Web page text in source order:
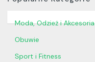
Moda, Odzież i Akcesoria
Obuwie
Sport i Fitness